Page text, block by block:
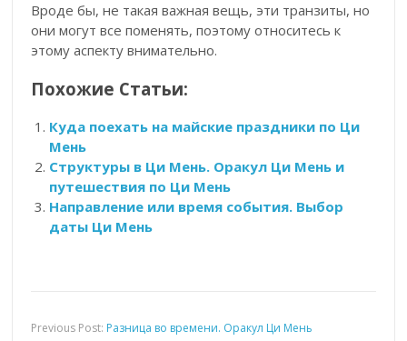
Вроде бы, не такая важная вещь, эти транзиты, но
они могут все поменять, поэтому относитесь к
этому аспекту внимательно.
Похожие Статьи:
Куда поехать на майские праздники по Ци
Мень
Структуры в Ци Мень. Оракул Ци Мень и
путешествия по Ци Мень
Направление или время события. Выбор
даты Ци Мень
Previous Post: Разница во времени. Оракул Ци Мень